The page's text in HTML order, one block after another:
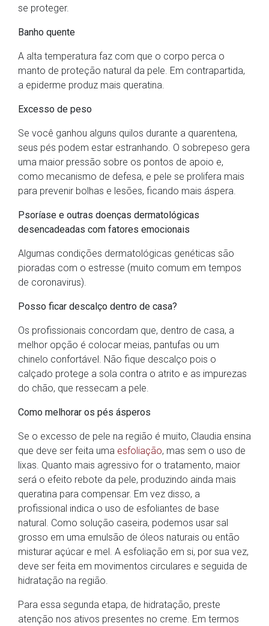
se proteger.
Banho quente
A alta temperatura faz com que o corpo perca o
manto de proteção natural da pele. Em contrapartida,
a epiderme produz mais queratina.
Excesso de peso
Se você ganhou alguns quilos durante a quarentena,
seus pés podem estar estranhando. O sobrepeso gera
uma maior pressão sobre os pontos de apoio e,
como mecanismo de defesa, e pele se prolifera mais
para prevenir bolhas e lesões, ficando mais áspera.
Psoríase e outras doenças dermatológicas
desencadeadas com fatores emocionais
Algumas condições dermatológicas genéticas são
pioradas com o estresse (muito comum em tempos
de coronavirus).
Posso ficar descalço dentro de casa?
Os profissionais concordam que, dentro de casa, a
melhor opção é colocar meias, pantufas ou um
chinelo confortável. Não fique descalço pois o
calçado protege a sola contra o atrito e as impurezas
do chão, que ressecam a pele.
Como melhorar os pés ásperos
Se o excesso de pele na região é muito, Claudia ensina
que deve ser feita uma esfoliação, mas sem o uso de
lixas. Quanto mais agressivo for o tratamento, maior
será o efeito rebote da pele, produzindo ainda mais
queratina para compensar. Em vez disso, a
profissional indica o uso de esfoliantes de base
natural. Como solução caseira, podemos usar sal
grosso em uma emulsão de óleos naturais ou então
misturar açúcar e mel. A esfoliação em si, por sua vez,
deve ser feita em movimentos circulares e seguida de
hidratação na região.
Para essa segunda etapa, de hidratação, preste
atenção nos ativos presentes no creme. Em termos